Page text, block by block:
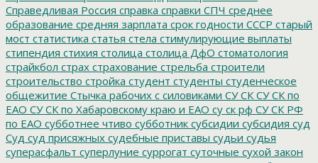
Справедливая Россия справка справки СПЧ среднее
образование средняя зарплата срок годности СССР старый
мост статистика статья стела стимулирующие выплаты
стипендия стихия столица столица ДфО стоматология
страйкбол страх страхование стрельба строители
строительство стройка студент студенты студенческое
общежитие Стычка рабочих с силовиками СУ СК СУ СК по
ЕАО СУ СК по Хабаровскому краю и ЕАО су ск рф СУ СК РФ
по ЕАО субботнее чтиво субботник субсидии субсидия суд
Суд суд присяжных судебные приставы судьи судья
суперасфальт суперлуние суррогат суточные сухой закон